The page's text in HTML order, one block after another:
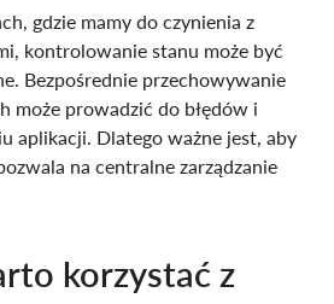
gdzie mamy do czynienia z
kontrolowanie stanu może być
Bezpośrednie przechowywanie
może prowadzić do błędów i
aplikacji. Dlatego ważne jest, aby
na centralne zarządzanie
korzystać z